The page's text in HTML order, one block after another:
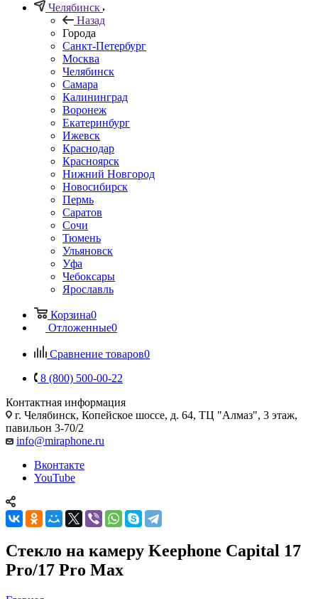
Челябинск
Назад
Города
Санкт-Петербург
Москва
Челябинск
Самара
Калининград
Воронеж
Екатеринбург
Ижевск
Краснодар
Красноярск
Нижний Новгород
Новосибирск
Пермь
Саратов
Сочи
Тюмень
Ульяновск
Уфа
Чебоксары
Ярославль
Корзина0
Отложенные0
Сравнение товаров0
8 (800) 500-00-22
Контактная информация
г. Челябинск, Копейское шоссе, д. 64, ТЦ "Алмаз", 3 этаж,
павильон 3-70/2
info@miraphone.ru
Вконтакте
YouTube
Стекло на камеру Keephone Capital 17
Pro/17 Pro Max